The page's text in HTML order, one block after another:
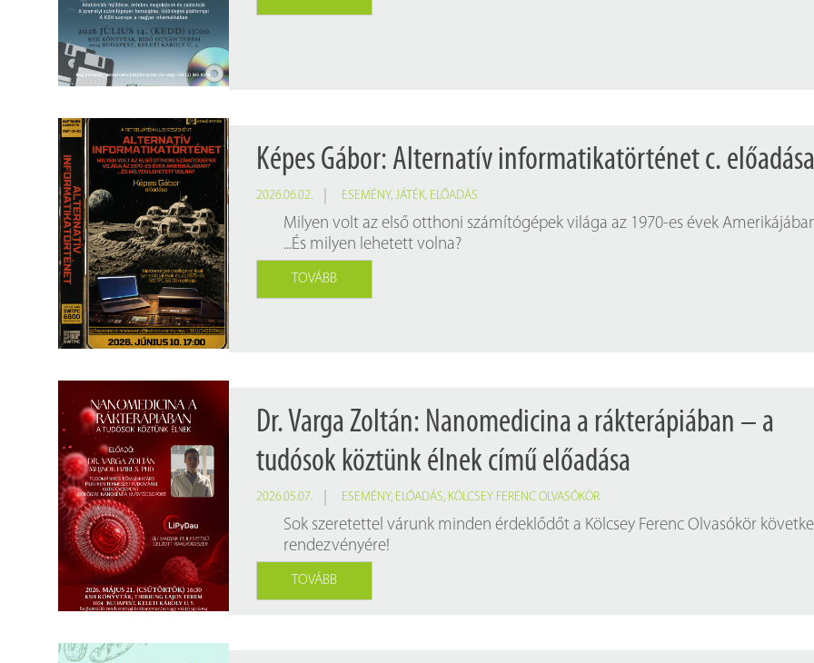
Findura Imre-díszoklevéllel kitüntetett kollégáink
Galéria
Pályázatok
Közérdekű adatok
Online katalógus
Képes Gábor: Alternatív informatikatörténet c.
2026.06.02. ESEMÉNY,JÁTÉK, ELŐADÁS
Milyen volt az első otthoni számítógépek világa az 1970-es évek
...És milyen lehetett volna?
TOVÁBB
Dr. Varga Zoltán: Nanomedicina a rákterápiában – a
tudósok köztünk élnek című előadása
2026.05.07. ESEMÉNY, ELŐADÁS, KÖLCSEY FERENC OLVASÓKÖR
Sok szeretettel várunk minden érdeklődőt a Kölcsey Ferenc Olvasókör
rendezvényére!
TOVÁBB